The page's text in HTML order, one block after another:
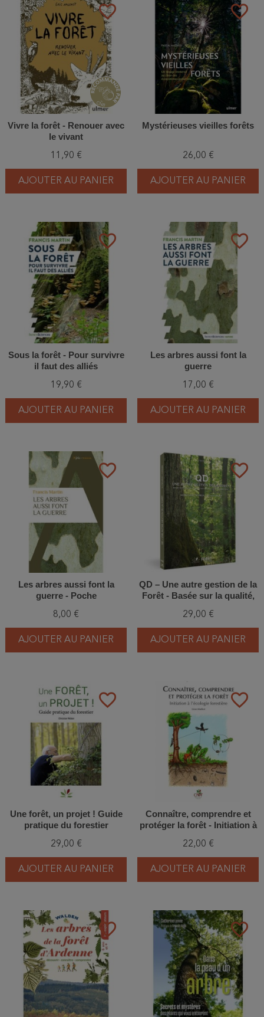
favorite_border
Vivre la forêt - Renouer avec
le vivant
11,90 €
AJOUTER AU PANIER
favorite_border
Mystérieuses vieilles forêts
26,00 €
AJOUTER AU PANIER
favorite_border
Sous la forêt - Pour survivre
il faut des alliés
19,90 €
AJOUTER AU PANIER
favorite_border
Les arbres aussi font la
guerre
17,00 €
AJOUTER AU PANIER
favorite_border
Les arbres aussi font la
guerre - Poche
8,00 €
AJOUTER AU PANIER
favorite_border
QD – Une autre gestion de la
Forêt - Basée sur la qualité,
moindre coût
29,00 €
AJOUTER AU PANIER
favorite_border
Une forêt, un projet ! Guide
pratique du forestier
29,00 €
AJOUTER AU PANIER
favorite_border
Connaître, comprendre et
protéger la forêt - Initiation à
22,00 €
AJOUTER AU PANIER
favorite_border favorite_border